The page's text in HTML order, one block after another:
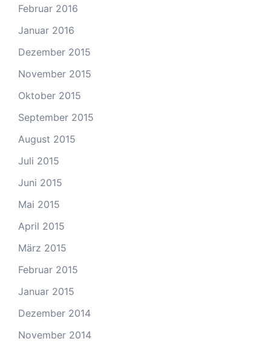
Februar 2016
Januar 2016
Dezember 2015
November 2015
Oktober 2015
September 2015
August 2015
Juli 2015
Juni 2015
Mai 2015
April 2015
März 2015
Februar 2015
Januar 2015
Dezember 2014
November 2014